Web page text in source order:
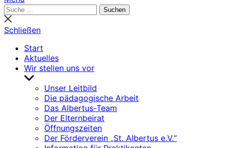
Suchen
nach:
Suchen
Suche
schließen
Schließen
Start
Aktuelles
Wir stellen uns vor
Untermenü
anzeigenUnser Leitbild
Die pädagogische Arbeit
Das Albertus-Team
Der Elternbeirat
Öffnungszeiten
Der Förderverein „St. Albertus e.V.“